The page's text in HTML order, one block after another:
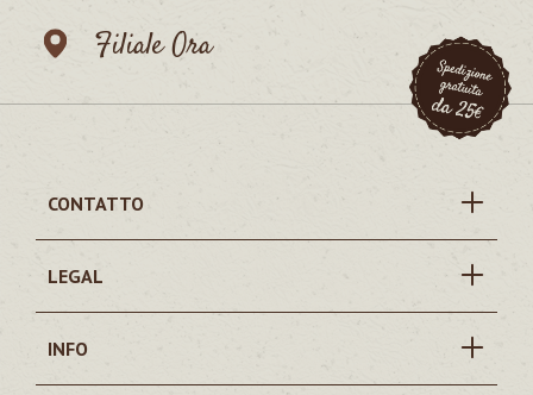
Filiale Ora
CONTATTO
LEGAL
INFO